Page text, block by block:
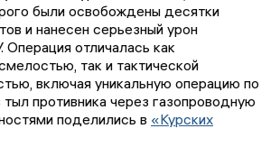
были освобождены десятки
и нанесен серьезный урон
Операция отличалась как
так и тактической
включая уникальную операцию по
противника через газопроводную
поделились в «Курских